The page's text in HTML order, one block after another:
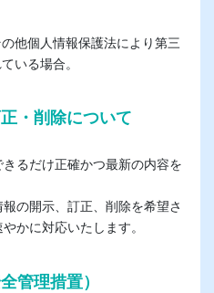
他個人情報保護法により第三
いる場合。
・削除について
るだけ正確かつ最新の内容を
の開示、訂正、削除を希望さ
かに対応いたします。
管理措置）